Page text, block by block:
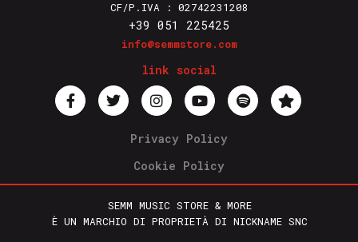
CF/P.IVA : 02742231208
+39 051 225425
info@semmstore.com
link social
Privacy Policy
Cookie Policy
SEMM MUSIC STORE & MORE
È UN MARCHIO DI PROPRIETÀ DI NICKNAME SNC